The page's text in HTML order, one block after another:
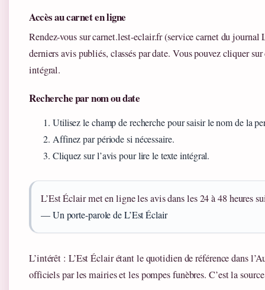
Accès au carnet en ligne
Rendez-vous sur carnet.lest-eclair.fr (service carnet du journal
derniers avis publiés, classés par date. Vous pouvez cliquer
intégral.
Recherche par nom ou date
Utilisez le champ de recherche pour saisir le nom de la
Affinez par période si nécessaire.
Cliquez sur l’avis pour lire le texte intégral.
L’Est Éclair met en ligne les avis dans les 24 à 48 heures
— Un porte-parole de L’Est Éclair
L’intérêt : L’Est Éclair étant le quotidien de référence dans
officiels par les mairies et les pompes funèbres. C’est la